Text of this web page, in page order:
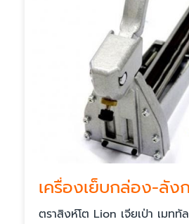
ตราสิงห์โต Lion เจียเป่า เมททัล